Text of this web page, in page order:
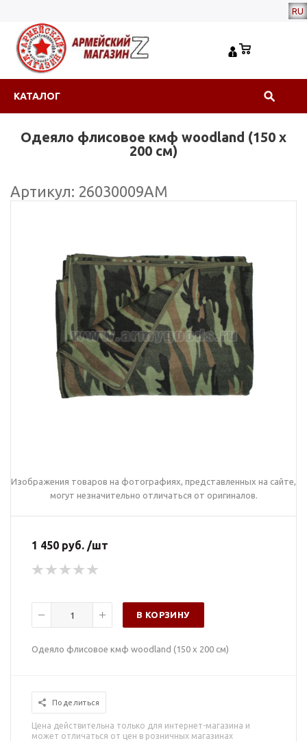
RU
КАТАЛОГ
Одеяло флисовое кмф woodland (150 х
200 см)
Артикул: 26030009АМ
Изображения товаров на фотографиях, представленных на сайте,
могут незначительно отличаться от оригиналов.
1 450 руб. /шт
В КОРЗИНУ
Одеяло флисовое кмф woodland (150 х 200 см)
Поделиться
Цена действительна только для интернет-магазина и
может отличаться от цен в розничных магазинах